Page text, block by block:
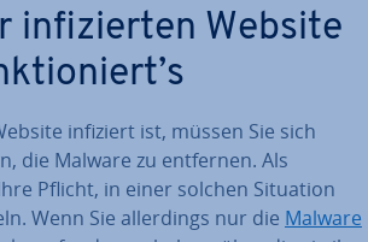
in­fi­zier­ten Website
infiziert ist, müssen Sie sich
die Malware zu entfernen. Als
Pflicht, in einer solchen Situation
Wenn Sie al­ler­dings nur die Malware